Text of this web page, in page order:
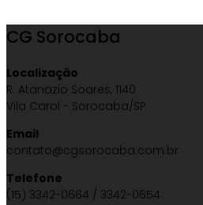
CG Sorocaba
Localização
R. Atanazio Soares, 1140
Vila Carol - Sorocaba/SP
Email
contato@cgsorocaba.com.br
Telefone
(15) 3342-0664 / 3342-0654